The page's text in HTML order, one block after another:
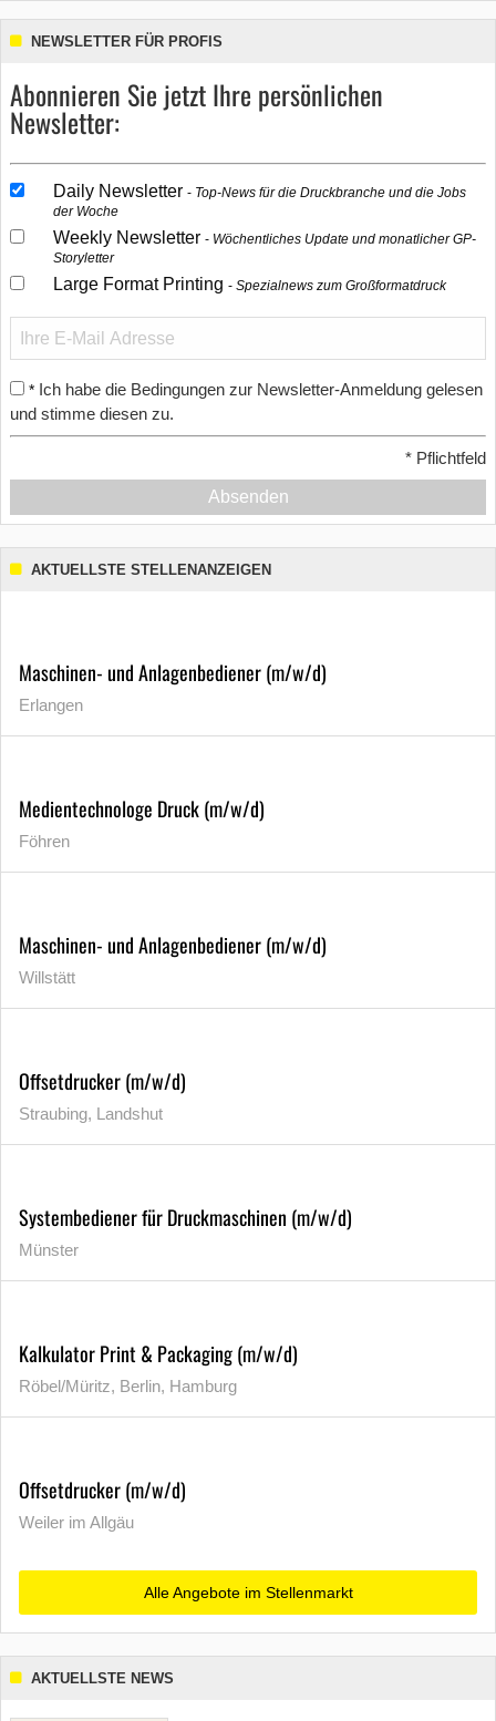
NEWSLETTER FÜR PROFIS
Abonnieren Sie jetzt Ihre persönlichen
Newsletter:
Daily Newsletter
Top-News für die Druckbranche und die Jobs
der Woche
Weekly Newsletter
Wöchentliches Update und monatlicher GP-
Storyletter
Large Format Printing Spezialnews zum Großformatdruck
* Ich habe die Bedingungen zur Newsletter-Anmeldung gelesen
und stimme diesen zu.
* Pflichtfeld
Absenden
AKTUELLSTE STELLENANZEIGEN
Maschinen- und Anlagenbediener (m/w/d)
Erlangen
Medientechnologe Druck (m/w/d)
Föhren
Maschinen- und Anlagenbediener (m/w/d)
Willstätt
Offsetdrucker (m/w/d)
Straubing, Landshut
Systembediener für Druckmaschinen (m/w/d)
Münster
Kalkulator Print & Packaging (m/w/d)
Röbel/Müritz, Berlin, Hamburg
Offsetdrucker (m/w/d)
Weiler im Allgäu
Alle Angebote im Stellenmarkt
AKTUELLSTE NEWS